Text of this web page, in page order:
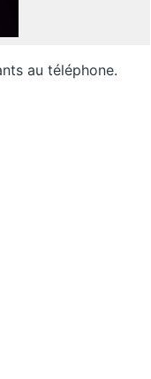
au téléphone.